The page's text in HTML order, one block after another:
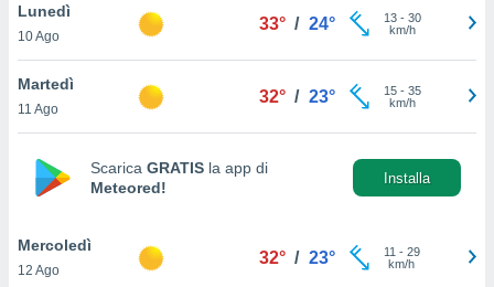
il
un
la
nella
Lunedì
10 Ago
33° / 24° 13- 30
km/h
Martedì
11 Ago
32° / 23° 15- 35
km/h
Scarica GRATIS la app di
Meteored!
Installa
Mercoledì
12 Ago
32° / 23° 11 - 29
km/h